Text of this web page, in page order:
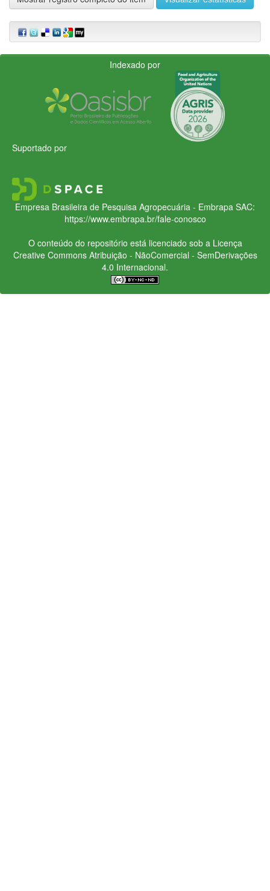
Indexado por
Suportado por
Empresa Brasileira de Pesquisa Agropecuária - Embrapa SAC:
https://www.embrapa.br/fale-conosco
O conteúdo do repositório está licenciado sob a Licença
Creative CommonsAtribuição - NãoComercial - SemDerivações
4.0 Internacional.